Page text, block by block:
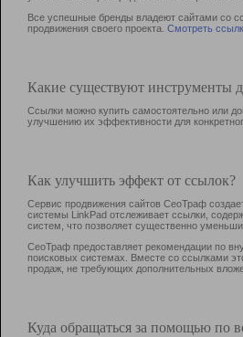
Все успешные бренды владеют сайтами со
продвижения своего проекта. Смотреть
Какие существуют инструменты
Ссылки можно купить самостоятельно или
улучшению их эффективности для
Как улучшить эффект от ссылок?
Сервис продвижения сайтов СеоТраф
системы LinkPad отслеживает ссылки,
систем, что позволяет существенно
СеоТраф предоставляет рекомендации по
поисковых системах. Вместе со ссылками
продаж, не требующих дополнительных
Куда обращаться за помощью по